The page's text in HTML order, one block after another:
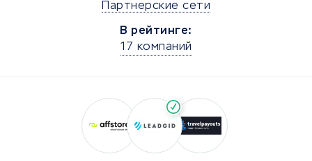
Партнерские сети
В рейтинге:
17 компаний